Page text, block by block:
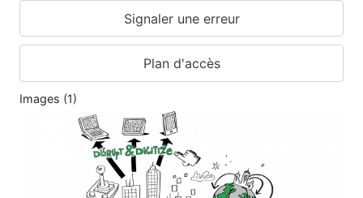
Signaler une erreur
Plan d'accès
Images (1)